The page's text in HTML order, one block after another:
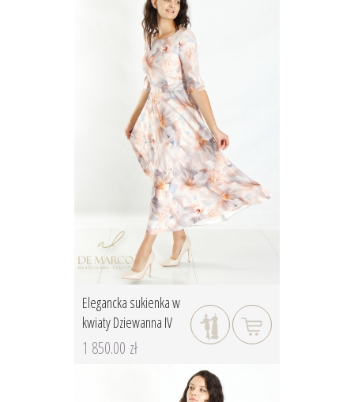
Elegancka sukienka w
kwiaty Dziewanna IV
1 850.00 zł